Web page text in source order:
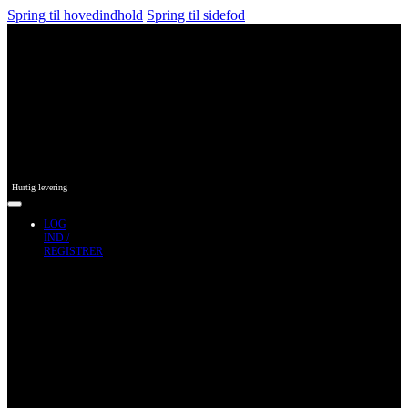
Spring til hovedindhold Spring til sidefod
Hurtig levering
LOG
IND /
REGISTRER